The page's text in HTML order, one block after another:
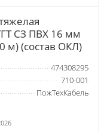
СЗ ПВХ 16 мм
м) (состав ОКЛ)
474308295
710-001
ПожТехКабель